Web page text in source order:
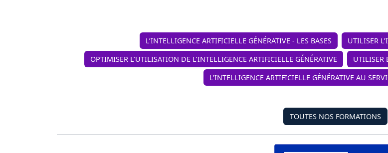
L’INTELLIGENCE ARTIFICIELLE GÉNÉRATIVE - LES BASES
UTILISER
OPTIMISER L’UTILISATION DE L’INTELLIGENCE ARTIFICIELLE GÉNÉRATIVE
UTILISER
L’INTELLIGENCE ARTIFICIELLE GÉNÉRATIVE AU
TOUTES NOS FORMATIONS